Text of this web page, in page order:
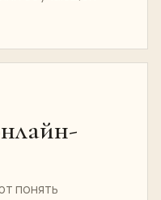
понять